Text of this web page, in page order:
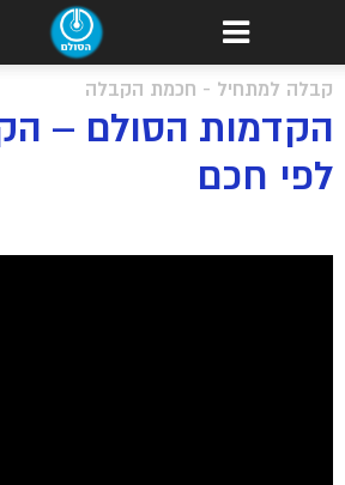
קבלה למתחיל - חכמת הקבלה
הקדמות הסולם –
לפי חכם